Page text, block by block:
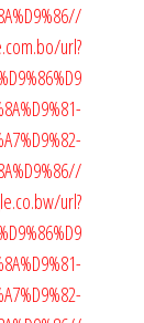
url?
url?